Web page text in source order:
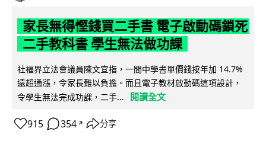
家長無得慳錢買二手書 電子啟動碼鎖死
二手教科書 學生無法做功課
社福界立法會議員陳文宜指，一間中學書單價錢按年加 14.7%
遠超通漲，令家長難以負擔。而且電子教材啟動碼這項設計，
令學生無法完成功課，二手...
閱讀全文
915 354 ↗ 分享